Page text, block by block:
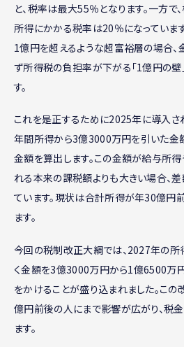
と、税率は最大55％となります。一方
所得にかかる税率は20％になっていま
1億円を超えるような超富裕層の場合
ず所得税の負担率が下がる「1億円の壁
す。
これを是正するために2025年に導入さ
年間所得から3億3000万円を引いた金
金額を算出します。この金額が給与所
れる本来の課税額よりも大きい場合、
ています。現状は合計所得が年30億円
ます。
今回の税制改正大綱では、2027年の所
く金額を3億3000万円から1億6500万
をかけることが盛り込まれました。この
億円前後の人にまで影響が広がり、税
ます。